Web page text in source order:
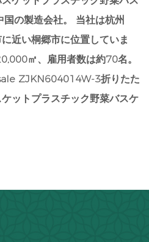
の製造会社。 当社は杭州
近い桐郷市に位置していま
㎡、雇用者数は約70名。
ZJKN604014W-3折りたた
ットプラスチック野菜バスケ